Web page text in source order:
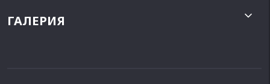
ГАЛЕРИЯ